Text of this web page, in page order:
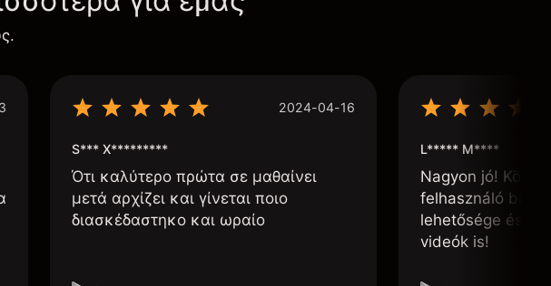
2024-04-16
S*** X*********
Ότι καλύτερο πρώτα σε μαθαίνει
μετά αρχίζει και γίνεται ποιο
διασκέδαστηκο και ωραίο
L***** M****
Nagyon jó!
felhasználó
lehetősége és,
videók is!